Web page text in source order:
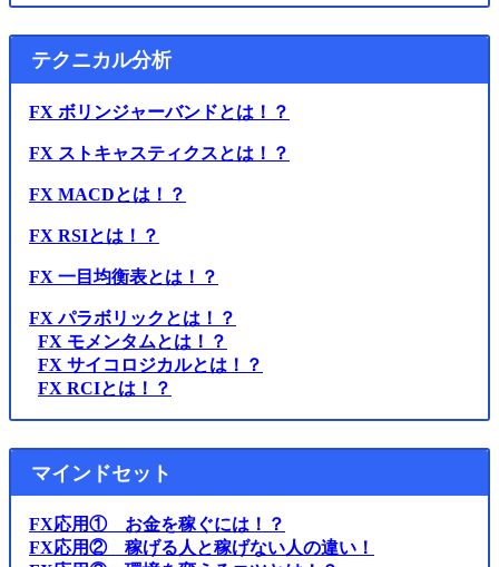
テクニカル分析
FX ボリンジャーバンドとは！？
FX ストキャスティクスとは！？
FX MACDとは！？
FX RSIとは！？
FX 一目均衡表とは！？
FX パラボリックとは！？
FX モメンタムとは！？
FX サイコロジカルとは！？
FX RCIとは！？
マインドセット
FX応用① お金を稼ぐには！？
FX応用② 稼げる人と稼げない人の違い！